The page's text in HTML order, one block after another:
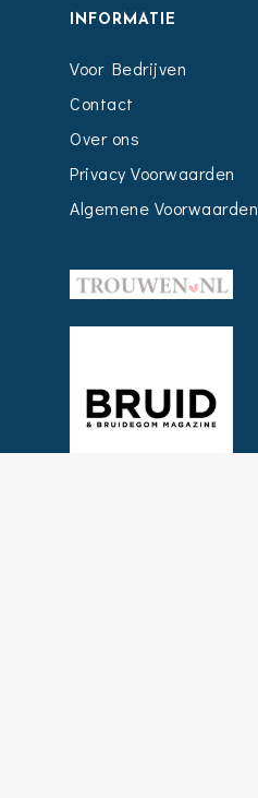
INFORMATIE
Voor Bedrijven
Contact
Over ons
Privacy Voorwaarden
Algemene Voorwaarden